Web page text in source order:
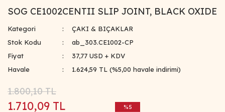
SOG CE1002CENTII SLIP JOINT, BLACK OXIDE
Kategori
ÇAKI & BIÇAKLAR
Stok Kodu
ab_303.CE1002-CP
Fiyat
37,77 USD + KDV
Havale
1.624,59 TL (%5,00 havale indirimi)
1.800,10 TL
1.710,09 TL %5